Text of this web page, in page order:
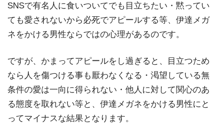
SNSで有名人に食いついてでも目立ちたい・黙ってい
ても愛されないから必死でアピールする等、伊達メガ
ネをかける男性ならではの心理があるのです。
ですが、かまってアピールをし過ぎると、目立つため
なら人を傷つける事も厭わなくなる・渇望している無
条件の愛は一向に得られない・他人に対して関心のあ
る態度を取れない等と、伊達メガネをかける男性にと
ってマイナスな結果となります。